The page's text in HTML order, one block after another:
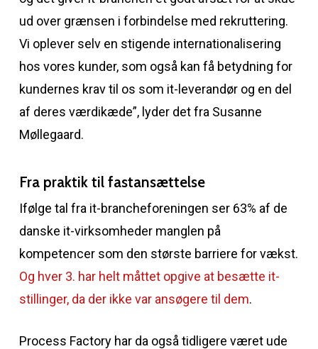
ud over grænsen i forbindelse med rekruttering.
Vi oplever selv en stigende internationalisering
hos vores kunder, som også kan få betydning for
kundernes krav til os som it-leverandør og en del
af deres værdikæde”, lyder det fra Susanne
Møllegaard.
Fra praktik til fastansættelse
Ifølge tal fra it-brancheforeningen ser 63% af de
danske it-virksomheder manglen på
kompetencer som den største barriere for vækst.
Og hver 3. har helt måttet opgive at besætte it-
stillinger, da der ikke var ansøgere til dem.
Process Factory har da også tidligere været ude